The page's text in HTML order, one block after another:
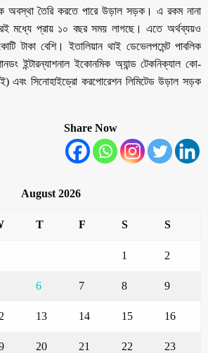
অবস্থা তৈরি করতে পারে উড়াল সড়ক। এ রকম নানা
মধ্যে প্রায় ১০ বছর সময় লাগছে। এতে অর্থব্যয়ও
টাকা বেশি। ইতালিয়ান থাই ডেভেলপমেন্ট পাবলিক
ইন্টারন্যাশনাল ইকোনমিক অ্যান্ড টেকনিক্যাল কো-
এবং সিনোহাইড্রো করপোরেশন লিমিটেড উড়াল সড়ক
Share Now
August 2026
T F S S
1 2
6 7 8 9
13 14 15 16
20 21 22 23